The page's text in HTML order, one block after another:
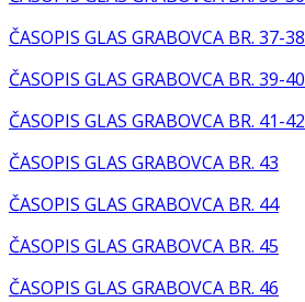
ČASOPIS GLAS GRABOVCA BR. 37-38
ČASOPIS GLAS GRABOVCA BR. 39-40
ČASOPIS GLAS GRABOVCA BR. 41-42
ČASOPIS GLAS GRABOVCA BR. 43
ČASOPIS GLAS GRABOVCA BR. 44
ČASOPIS GLAS GRABOVCA BR. 45
ČASOPIS GLAS GRABOVCA BR. 46